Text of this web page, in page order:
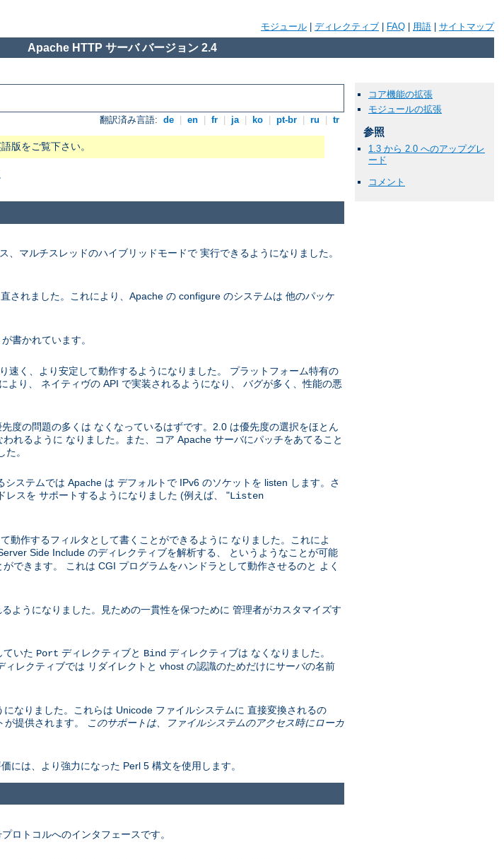
モジュール ディレクティブ FAQ 用語 サイトマップ
Apache HTTP サーバ バージョン 2.4
翻訳済み言語: de en fr ja ko pt-br ru tr
版をご覧下さい。
コア機能の拡張
モジュールの拡張
参照
1.3 から 2.0 へのアップグレ
ード
コメント
マルチスレッドのハイブリッドモードで 実行できるようになりました。
されました。これにより、Apache の configure のシステムは 他のパッケ
が書かれています。
く、より安定して動作するようになりました。 プラットフォーム特有の
り、 ネイティヴの API で実装されるようになり、 バグが多く、性能の悪
度の問題の多くは なくなっているはずです。2.0 は優先度の選択をほとん
れるように なりました。また、コア Apache サーバにパッチをあてること
。
ステムでは Apache は デフォルトで IPv6 のソケットを listen します。さ
レスを サポートするようになりました (例えば、 "Listen
作するフィルタとして書くことができるように なりました。これによ
Side Include のディレクティブを解析する、 というようなことが可能
できます。 これは CGI プログラムをハンドラとして動作させるのと よく
ようになりました。見ための一貫性を保つために 管理者がカスタマイズす
ていた Port ディレクティブと Bind ディレクティブは なくなりました。
ィレクティブでは リダイレクトと vhost の認識のためだけにサーバの名前
なりました。これらは Unicode ファイルシステムに 直接変換されるの
提供されます。
このサポートは、ファイルシステムのアクセス時にローカ
には、より強力になった Perl 5 構文を使用します。
ロトコルへのインタフェースです。